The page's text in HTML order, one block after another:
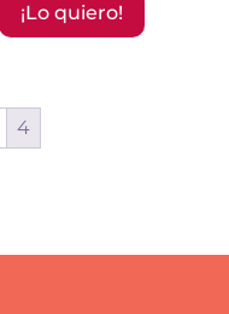
¡Lo quiero!
4